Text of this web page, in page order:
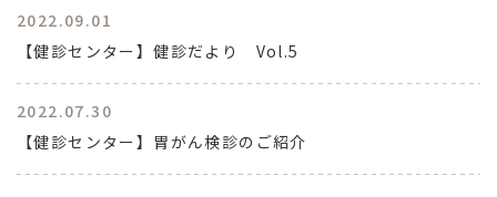
2022.09.01
【健診センター】健診だより Vol.5
2022.07.30
【健診センター】胃がん検診のご紹介